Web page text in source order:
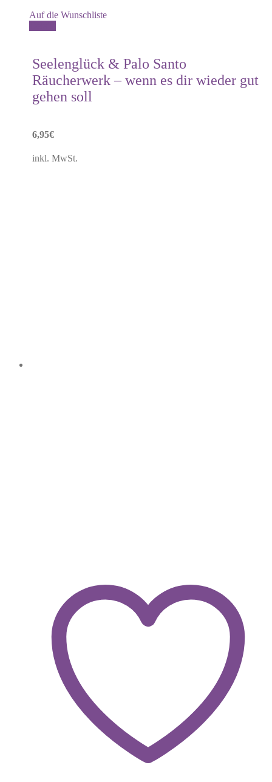
Auf die Wunschliste
Seelenglück & Palo Santo
Räucherwerk – wenn es dir wieder gut
gehen soll
6,95€
inkl. MwSt.